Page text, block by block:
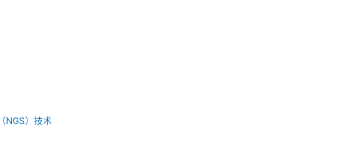
NGS）技术